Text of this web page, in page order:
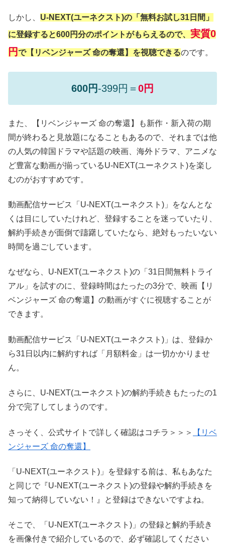
しかし、 U-NEXT(ユーネクスト)の「無料お試し31日間」
に登録すると600円分のポイントがもらえるので、 実質0
円で【リベンジャーズ 命の奪還】を視聴できるのです。
600円-399円＝0円
また、【リベンジャーズ 命の奪還】も新作・新入荷の期
間が終わると見放題になることもあるので、それまでは他
の人気の韓国ドラマや話題の映画、海外ドラマ、アニメな
ど豊富な動画が揃っているU-NEXT(ユーネクスト)を楽し
むのがおすすめです。
動画配信サービス「U-NEXT(ユーネクスト)」をなんとな
くは目にしていたけれど、登録することを迷っていたり、
解約手続きが面倒で躊躇していたなら、絶対もったいない
時間を過ごしています。
なぜなら、U-NEXT(ユーネクスト)の「31日間無料トライ
アル」を試すのに、登録時間はたったの3分で、映画【リ
ベンジャーズ 命の奪還】の動画がすぐに視聴することが
できます。
動画配信サービス「U-NEXT(ユーネクスト)」は、登録か
ら31日以内に解約すれば「月額料金」は一切かかりませ
ん。
さらに、U-NEXT(ユーネクスト)の解約手続きもたったの1
分で完了してしまうのです。
さっそく、公式サイトで詳しく確認はコチラ＞＞＞
【リベ
ンジャーズ 命の奪還】
「U-NEXT(ユーネクスト)」を登録する前は、私もあなた
と同じで『U-NEXT(ユーネクスト)の登録や解約手続きを
知って納得していない！』と登録はできないですよね。
そこで、「U-NEXT(ユーネクスト)」の登録と解約手続き
を画像付きで紹介しているので、必ず確認してください